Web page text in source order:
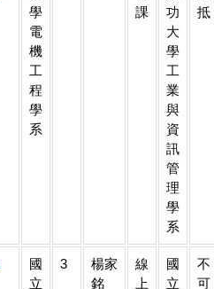
學
電
機
工
程
學
系
課
功
大
學
工
業
與
資
訊
管
理
學
系
抵
國
立
3
楊家
銘
線
上
國
立
不
可